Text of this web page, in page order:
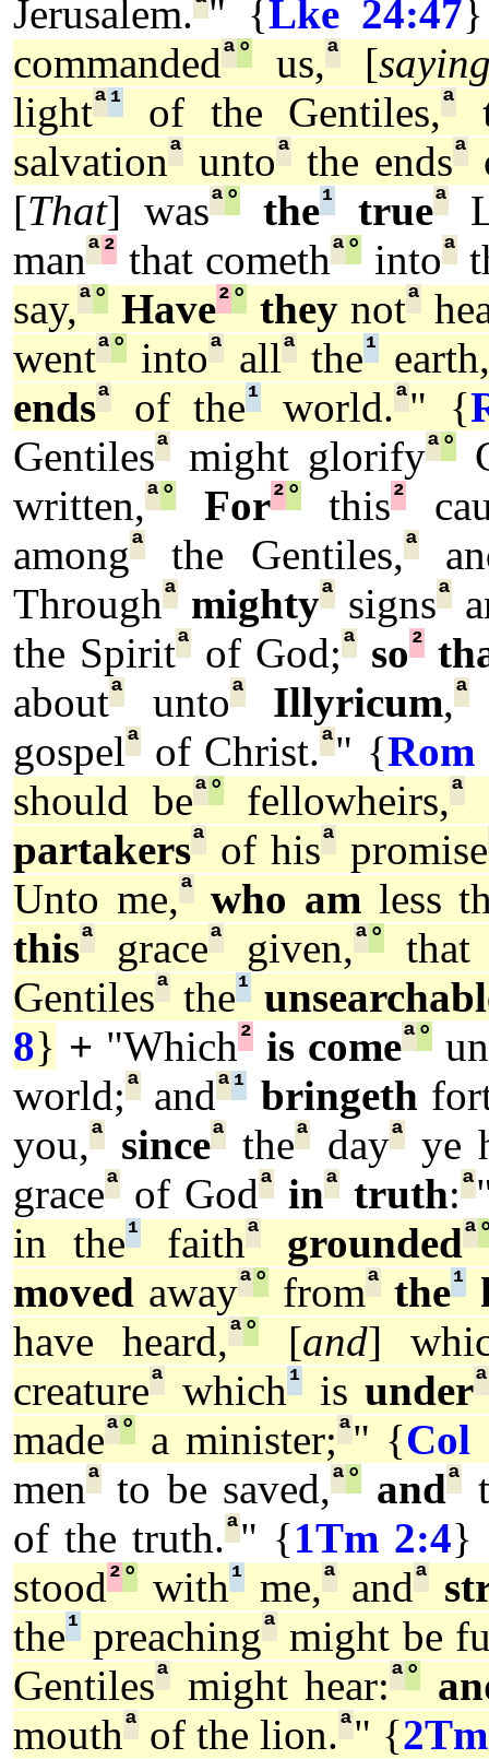
Jerusalem. " {Lke 24:47}
commandedª° us,ª [
lightª¹ of the Gentiles,ª
salvationª untoª the endsª
[That] wasª° the¹trueª
manª² that comethª° intoª
say,ª° Have²°theynotª
wentª° intoª allª the¹
earth,
endsª of the¹world.ª" {
Gentilesª might glorifyª°
written,ª° For²°this²
amongª the Gentiles,ª
Throughª mightyª signsª
the Spiritªof God;ª so²
aboutª untoª Illyricum,ª
gospelª of Christ.ª" {Rom
should beª°fellowheirs,ª
partakersª of hisª promise
Unto me,ª who amless
thisª graceª given,ª°
Gentilesª the¹
8} + "Which² is comeª°
world;ª andª¹ bringeth
you,ª sinceª theª dayªye
graceª of Godª inª truth:ª
in the¹ faithª groundedª
moved awayª°fromª the¹
have heard,ª° [and]
creatureª which¹isunderª
madeª° a minister;ª" {Col
menª to be saved,ª° andª
of the truth.ª" {1Tm 2:4}
stood²° with¹me,ª andª
the¹ preachingª might be
Gentilesª might hear:ª°
mouthª of the lion.ª" {